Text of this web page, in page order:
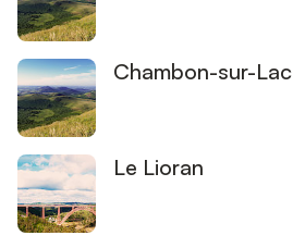
Chambon-sur-Lac
Le Lioran